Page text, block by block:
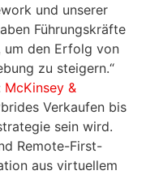
und unserer
Führungskräfte
um den Erfolg von
zu steigern.“
McKinsey &
Verkaufen bis
sein wird.
Remote-First-
aus virtuellem